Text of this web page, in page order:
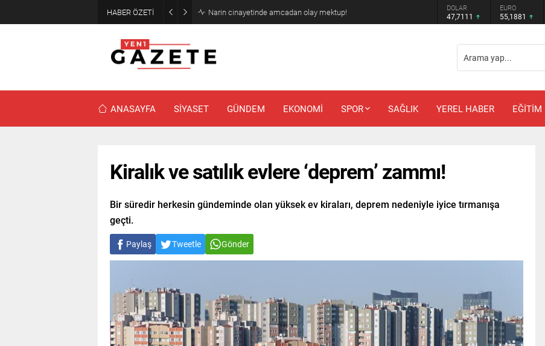
HABER ÖZETİ Narin cinayetinde amcadan olay mektup! DOLAR
47,7111
EURO
55,1881
ANASAYFA SİYASET GÜNDEM EKONOMİ SPOR SAĞLIK YEREL HABER EĞİTİM
Kiralık ve satılık evlere ‘deprem’ zammı!
Bir süredir herkesin gündeminde olan yüksek ev kiraları, deprem nedeniyle iyice tırmanışa
geçti.
Paylaş Tweetle Gönder